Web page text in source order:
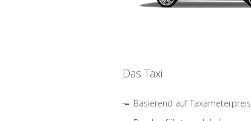
Das Taxi
Basierend auf Taxameterpreis